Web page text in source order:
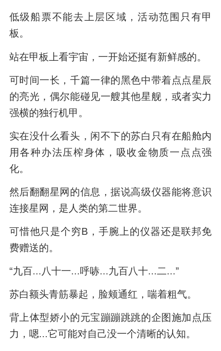
低级船票不能去上层区域，活动范围只有甲
板。
站在甲板上看宇宙，一开始还挺有新鲜感的。
可时间一长，千篇一律的黑色中带着点点星辰
的亮光，偶尔能碰见一艘其他星舰，或者实力
强横的独行机甲。
实在没什么看头，闲不下的苏白只有在船舱内
用各种办法压榨身体，吸收金物质一点点强
化。
然后翻翻星网的信息，据说高级仪器能将意识
连接星网，是人类的第二世界。
可惜他只是个穷B，手腕上的仪器还是联邦免
费赠送的。
“九百...八十一...呼哧...九百八十...二...”
苏白额头青筋暴起，脸颊通红，喘着粗气。
背上体型娇小的元宝蹦蹦跳跳的企图施加点压
力，嗯...它可能对自己没一个清晰的认知。